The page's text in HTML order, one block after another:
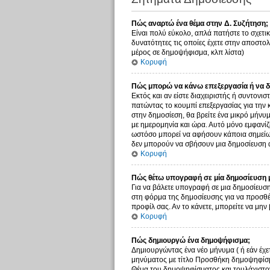
Πώς αναρτώ ένα θέμα στην Δ. Συζήτηση;
Είναι πολύ εύκολο, απλά πατήστε το
δυνατότητες τις οποίες έχετε στην
μέρος σε δημοψήφισμα, κλπ λίστα)
Κορυφή
Πώς μπορώ να κάνω επεξεργασία ή να
Εκτός και αν είστε διαχειριστής ή
πατώντας το κουμπί επεξεργασίας για
στην δημοσίεση, θα βρείτε ένα μικρό
με ημερομηνία και ώρα. Αυτό μόνο
ωστόσο μπορεί να αφήσουν κάποια
δεν μπορούν να σβήσουν μια δημοσίευση
Κορυφή
Πώς θέτω υπογραφή σε μία δημοσίευση
Για να βάλετε υπογραφή σε μια
στη φόρμα της δημοσίευσης για να
προφίλ σας. Αν το κάνετε, μπορείτε να
Κορυφή
Πώς δημιουργώ ένα δημοψήφισμα;
Δημιουργώντας ένα νέο μήνυμα ( ή εάν
μηνύματος με τίτλο Προσθήκη